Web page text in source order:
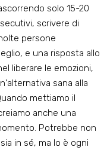
solo 15-20
scrivere di
persone
e una risposta allo
liberare le emozioni,
sana alla
mettiamo il
anche una
Potrebbe non
in sé, ma lo è ogni